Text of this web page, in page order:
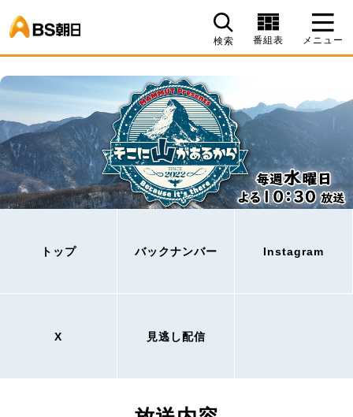
検索 番組表 メニュー
トップ バックナンバー Instagram
X 見逃し配信